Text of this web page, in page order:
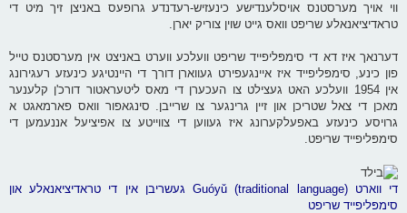
ווי אויך מערסטנס אויסלענדישע כינעזיש-רעדנדע גרופעס באניצן זיך מיט די
טראדיציאנאלע שריפט וואס גייט שוין צוריק יארן.
דערנאך איז דא די סימפּליפייד שריפט וועלכע ווערט באניצט אין מערסטנס טייל
פון כינע, סימפּליפייד איז איינגעפירט געווארן דורך די היינטיגע כינעזע רעגירונג
אין 1954 וועלכע האט געצילט צו העכערן די מאס ליטעראטור דורכ'ן קלענער
מאכן די צאל שטריכן און זיין גרינגער צו שרייבן. סינגאפור וואס פארמאגט א
גרויסע כינעזע באפעלקערונג איז געווען די צווייטע צו אפיציעל אננעמען די
סימפּליפייד שריפט.
די ווארט Guóyǔ (traditional language) געשריבן אין די טראדיציאנאלע און
סימפּליפייד שריפט